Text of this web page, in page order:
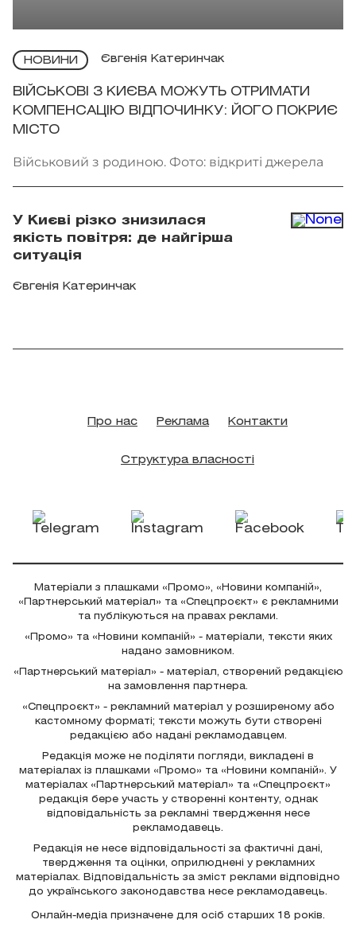
НОВИНИ Євгенія Катеринчак
ВІЙСЬКОВІ З КИЄВА МОЖУТЬ ОТРИМАТИ
КОМПЕНСАЦІЮ ВІДПОЧИНКУ: ЙОГО ПОКРИЄ
МІСТО
Військовий з родиною. Фото: відкриті джерела
У Києві різко знизилася
якість повітря: де найгірша
ситуація
Євгенія Катеринчак
Про нас Реклама Контакти
Структура власності
Матеріали з плашками «Промо», «Новини компаній»,
«Партнерський матеріал» та «Спецпроєкт» є рекламними
та публікуються на правах реклами.
«Промо» та «Новини компаній» - матеріали, тексти яких
надано замовником.
«Партнерський матеріал» - матеріал, створений редакцією
на замовлення партнера.
«Спецпроєкт» - рекламний матеріал у розширеному або
кастомному форматі; тексти можуть бути створені
редакцією або надані рекламодавцем.
Редакція може не поділяти погляди, викладені в
матеріалах із плашками «Промо» та «Новини компаній». У
матеріалах «Партнерський матеріал» та «Спецпроєкт»
редакція бере участь у створенні контенту, однак
відповідальність за рекламні твердження несе
рекламодавець.
Редакція не несе відповідальності за фактичні дані,
твердження та оцінки, оприлюднені у рекламних
матеріалах. Відповідальність за зміст реклами відповідно
до українського законодавства несе рекламодавець.
Онлайн-медіа призначене для осіб старших 18 років.